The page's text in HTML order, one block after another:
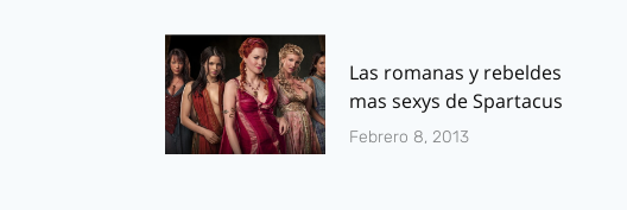
Las romanas y rebeldes
mas sexys de Spartacus
Febrero 8, 2013